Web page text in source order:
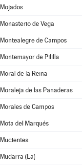
Mojados
Monasterio de Vega
Montealegre de Campos
Montemayor de Pililla
Moral de la Reina
Moraleja de las Panaderas
Morales de Campos
Mota del Marqués
Mucientes
Mudarra (La)